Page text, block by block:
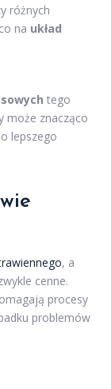
różnych
na układ
tego
może znacząco
lepszego
, a
cenne.
procesy
problemów